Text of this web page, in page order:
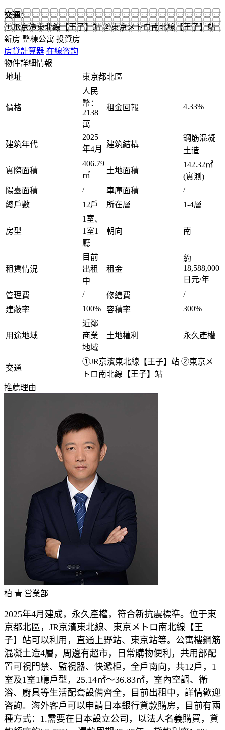
交通：
①JR京濱東北線【王子】站 ②東京メトロ南北線【王子】站
新房 整棟公寓 投資房
房貸計算器 在線咨詢
物件詳細情報
地址
東京都北區
價格
人民
幣：
2138
萬
租金回報 4.33%
建筑年代
2025
年4月
建筑結構
鋼筋混凝
土造
實際面積
406.79
㎡
土地面積
142.32㎡
(實測)
陽臺面積
/ 車庫面積
/
總戶數
12戶 所在層 1-4層
房型
1室、
1室1
廳
朝向 南
租賃情況
目前
出租
中
租金
約
18,588,000
日元/年
管理費
/ 修繕費
/
建蔽率
100% 容積率 300%
用途地域
近鄰
商業
地域
土地權利 永久產權
交通
①JR京濱東北線【王子】站 ②東京メ
トロ南北線【王子】站
推薦理由
柏 青 営業部
2025年4月建成，永久產權，符合新抗震標準。位于東
京都北區， JR京濱東北線、 東京メトロ 南北線 【王
子】站可以利用，直通上野站、東京站等。公寓樓鋼筋
混凝土造4層，周邊有超市，日常購物便利，共用部配
置可視門禁、監視器、快遞柜，全戶南向，共12戶，1
室及1室1廳戶型，25.14㎡～36.83㎡，室內空調、衛
浴、廚具等生活配套設備齊全，
目前出租中， 詳情歡迎
咨詢。海外客戶可以申請日本銀行貸款購房，目前有兩
種方式：1.需要在日本設立公司，以法人名義購買，貸